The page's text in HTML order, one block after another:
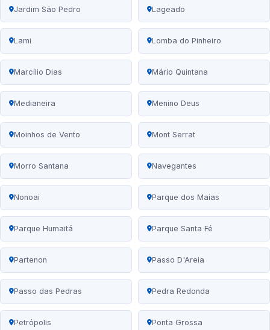
Jardim São Pedro Lageado
Lami Lomba do Pinheiro
Marcílio Dias Mário Quintana
Medianeira Menino Deus
Moinhos de Vento Mont Serrat
Morro Santana Navegantes
Nonoai Parque dos Maias
Parque Humaitá Parque Santa Fé
Partenon Passo D'Areia
Passo das Pedras Pedra Redonda
Petrópolis Ponta Grossa